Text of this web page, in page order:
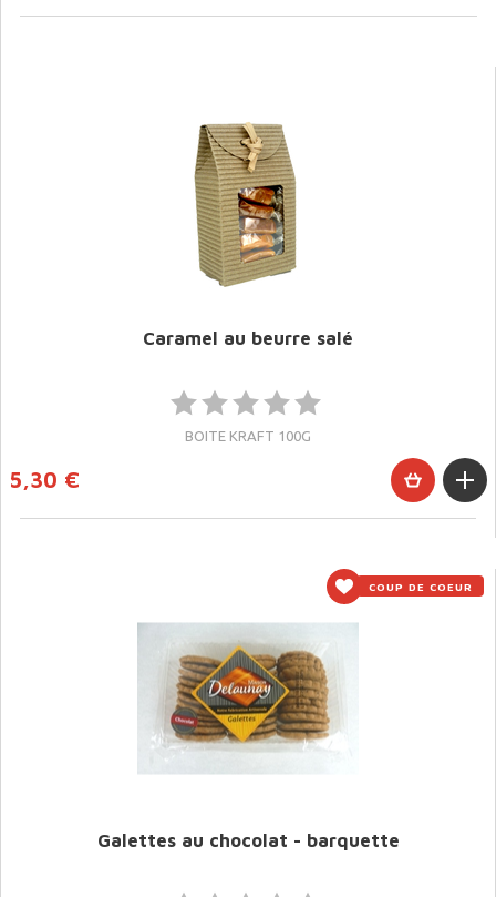
Caramel au beurre salé
BOITE KRAFT 100G
5,30 €
COUP DE COEUR
Galettes au chocolat - barquette